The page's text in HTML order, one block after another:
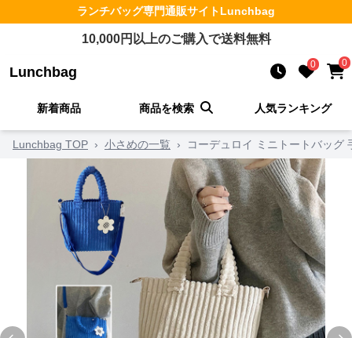
ランチバッグ専門通販サイトLunchbag
10,000円以上のご購入で送料無料
Lunchbag 0 0
新着商品 商品を検索 人気ランキング
Lunchbag TOP › 小さめの一覧 › コーデュロイ ミニトートバッグ